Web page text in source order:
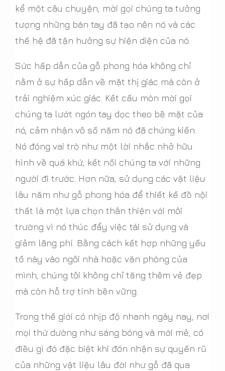
kể một câu chuyện, mời gọi chúng ta tưởng
tượng những bàn tay đã tạo nên nó và các
thế hệ đã tận hưởng sự hiện diện của nó.
Sức hấp dẫn của gỗ phong hóa không chỉ
nằm ở sự hấp dẫn về mặt thị giác mà còn ở
trải nghiệm xúc giác. Kết cấu mòn mời gọi
chúng ta lướt ngón tay dọc theo bề mặt của
nó, cảm nhận vô số năm nó đã chứng kiến.
Nó đóng vai trò như một lời nhắc nhở hữu
hình về quá khứ, kết nối chúng ta với những
người đi trước. Hơn nữa, sử dụng các vật liệu
lâu năm như gỗ phong hóa để thiết kế đồ nội
thất là một lựa chọn thân thiện với môi
trường vì nó thúc đẩy việc tái sử dụng và
giảm lãng phí. Bằng cách kết hợp những yếu
tố này vào ngôi nhà hoặc văn phòng của
mình, chúng tôi không chỉ tăng thêm vẻ đẹp
mà còn hỗ trợ tính bền vững.
Trong thế giới có nhịp độ nhanh ngày nay, nơi
mọi thứ dường như sáng bóng và mới mẻ, có
điều gì đó đặc biệt khi đón nhận sự quyến rũ
của những vật liệu lâu đời như gỗ đã qua